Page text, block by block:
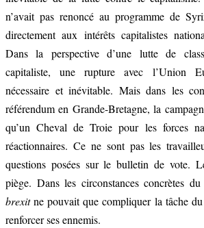
n’avait pas renoncé au programme de
directement aux intérêts capitalistes
Dans la perspective d’une lutte de
capitaliste, une rupture avec l’Union
nécessaire et inévitable. Mais dans les
référendum en Grande-Bretagne, la
qu’un Cheval de Troie pour les forces
réactionnaires. Ce ne sont pas les
questions posées sur le bulletin de vote.
piège. Dans les circonstances concrètes
brexitne pouvait que compliquer la tâche
renforcer ses ennemis.